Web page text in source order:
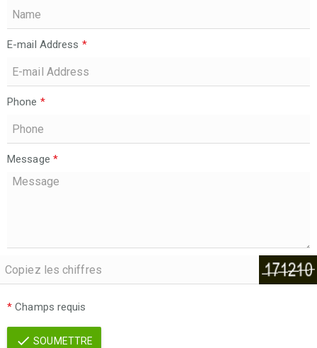
E-mail Address *
Phone *
Message *
* Champs requis
SOUMETTRE